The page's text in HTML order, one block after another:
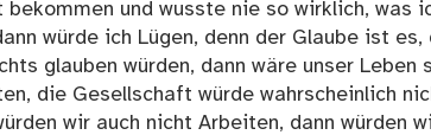
und wusste nie so wirklich, was
würde ich Lügen, denn der Glaube ist
glauben würden, dann wäre unser
die Gesellschaft würde wahrscheinlich
wir auch nicht Arbeiten, dann würden